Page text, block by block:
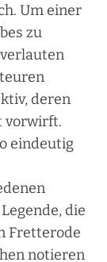
Um einer
zu
deren
vorwirft.
eindeutig
die
Fretterode
notieren